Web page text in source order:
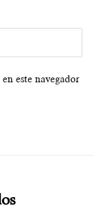
este navegador